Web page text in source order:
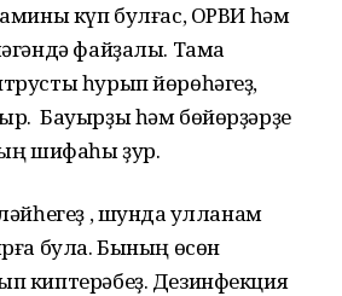
күп булғас, ОРВИ һәм
файҙалы. Тамаҡ
һурып йөрөһәгеҙ,
Бауырҙы һәм бөйөрҙәрҙе
шифаһы ҙур.
, шунда ҡулланам
була. Бының өсөн
киптерәбеҙ. Дезинфекция